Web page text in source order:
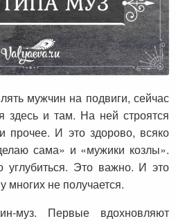
мужчин на подвиги, сейчас
здесь и там. На ней строятся
прочее. И это здорово, всяко
сама» и «мужики козлы».
углубиться. Это важно. И это
многих не получается.
муз. Первые вдохновляют